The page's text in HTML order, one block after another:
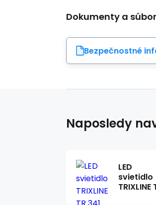
Dokumenty a
Bezpečnostné
Naposledy
LED
svietidlo
TRIXLINE